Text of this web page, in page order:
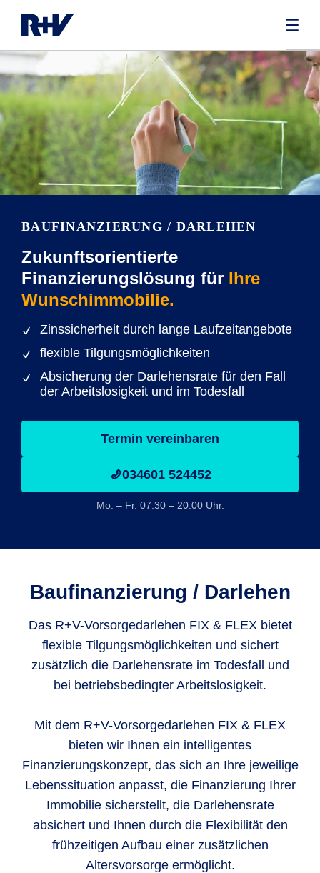
BAUFINANZIE­RUNG / DARLEHEN
Zukunftsorientierte
Finanzierungslösung für Ihre
Wunschimmobilie.
Zinssicherheit durch lange Laufzeitangebote
flexible Tilgungsmöglichkeiten
Absicherung der Darlehensrate für den Fall
der Arbeitslosigkeit und im Todesfall
Termin vereinbaren
034601 524452
Mo. – Fr. 07:30 – 20:00 Uhr.
Baufinanzie­rung / Darlehen
Das R+V-Vorsorgedarlehen FIX & FLEX bietet
flexible Tilgungsmöglichkeiten und sichert
zusätzlich die Darlehensrate im Todesfall und
bei betriebsbedingter Arbeitslosigkeit.
Mit dem R+V-Vorsorgedarlehen FIX & FLEX
bieten wir Ihnen ein intelligentes
Finanzierungskonzept, das sich an Ihre jeweilige
Lebenssituation anpasst, die Finanzierung Ihrer
Immobilie sicherstellt, die Darlehensrate
absichert und Ihnen durch die Flexibilität den
frühzeitigen Aufbau einer zusätzlichen
Altersvorsorge ermöglicht.